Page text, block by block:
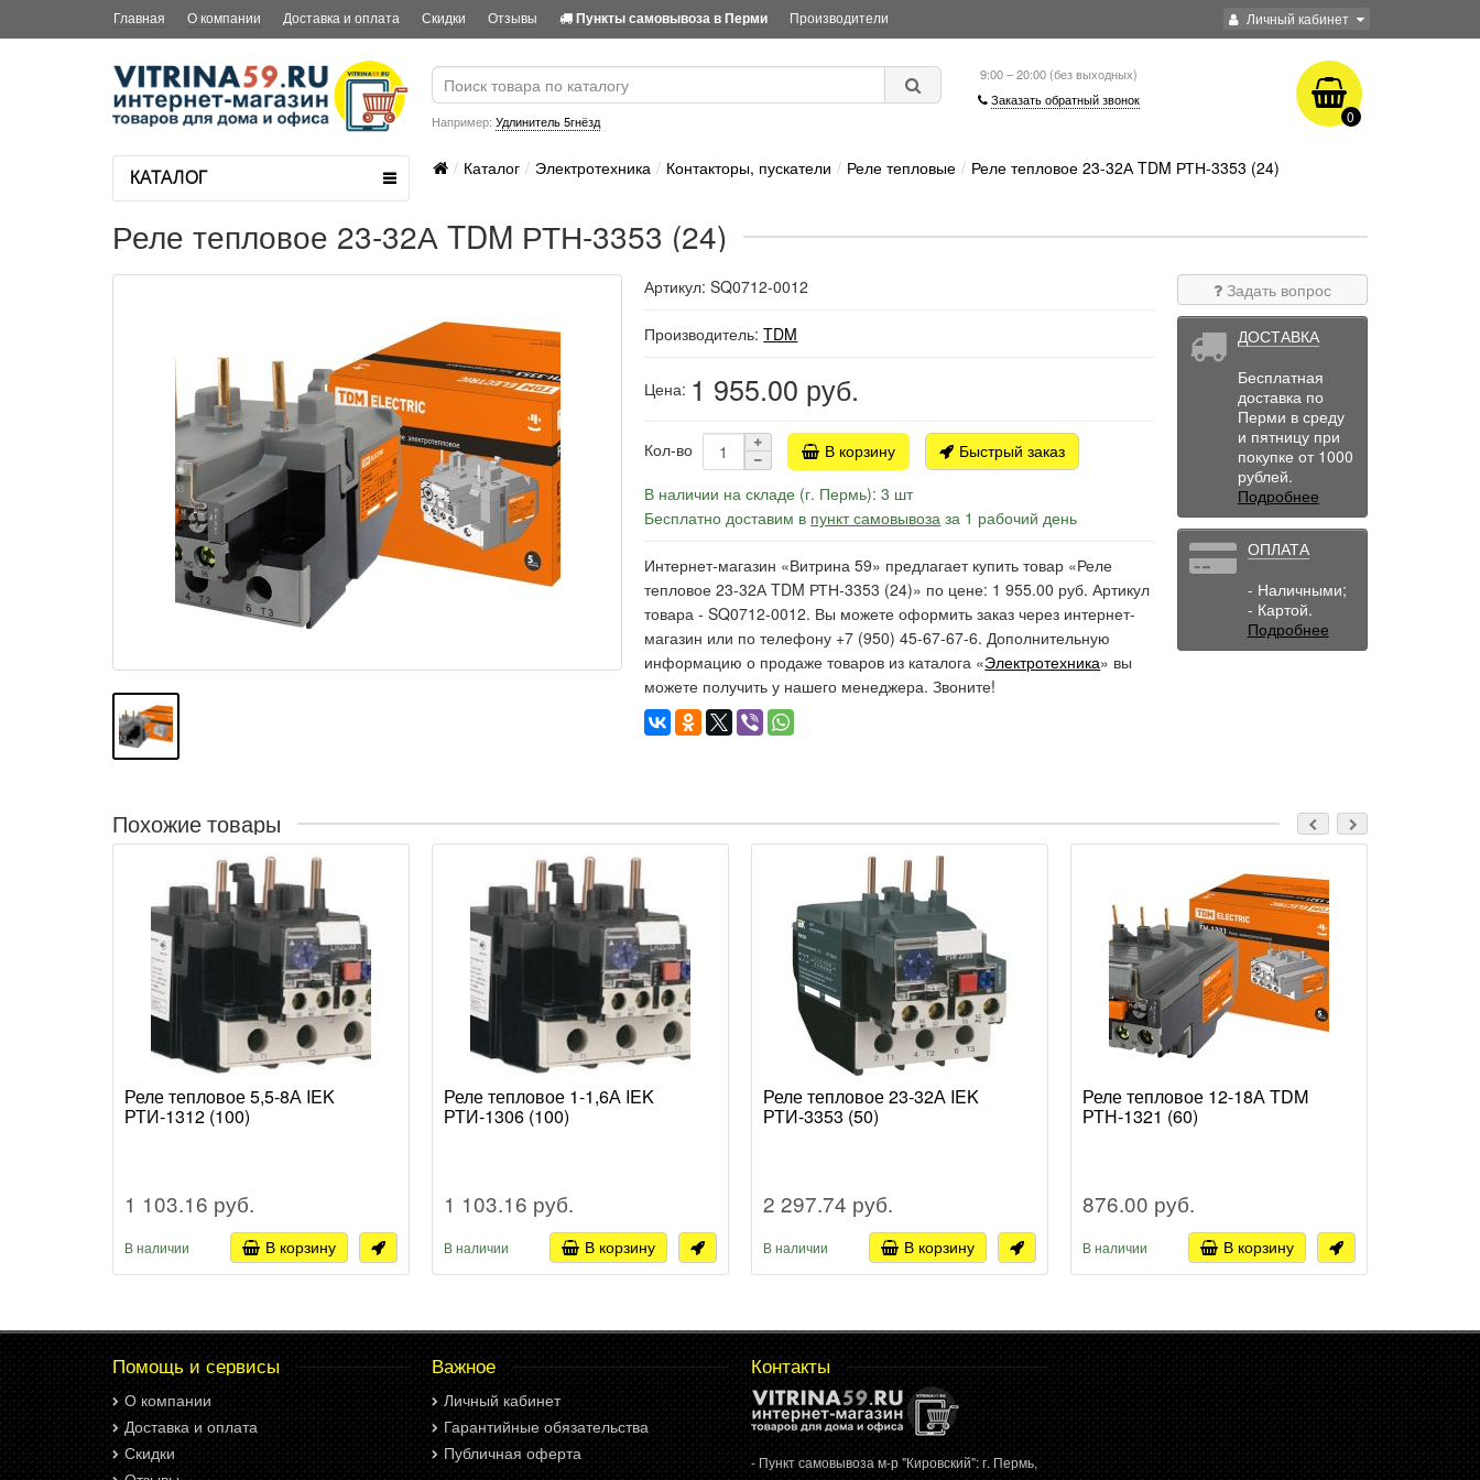
Личный кабинет
Главная О компании Доставка и оплата Скидки Отзывы Пункты самовывоза в Перми Производители
Например: Удлинитель 5гнёзд
9:00 – 20:00 (без выходных)
Заказать обратный звонок
0
КАТАЛОГ Каталог Электротехника Контакторы, пускатели Реле тепловые Реле тепловое 23-32А TDM РТН-3353 (24)
Реле тепловое 23-32А TDM РТН-3353 (24)
Артикул: SQ0712-0012
Производитель:TDM
Цена: 1 955.00 руб.
Кол-во В корзину
Быстрый заказ
В наличии на складе (г. Пермь): 3 шт
Бесплатно доставим в пункт самовывоза за 1 рабочий день
Интернет-магазин «Витрина 59» предлагает купить товар «Реле
тепловое 23-32А TDM РТН-3353 (24)» по цене: 1 955.00 руб. Артикул
товара - SQ0712-0012. Вы можете оформить заказ через интернет-
магазин или по телефону +7 (950) 45-67-67-6. Дополнительную
информацию о продаже товаров из каталога «Электротехника» вы
можете получить у нашего менеджера. Звоните!
Задать вопрос
ДОСТАВКА
Бесплатная
доставка по
Перми в среду
и пятницу при
покупке от 1000
рублей.
Подробнее
ОПЛАТА
- Наличными;
- Картой.
Подробнее
Похожие товары
Реле тепловое 5,5-8А IEK
РТИ-1312 (100)
1 103.16 руб.
В наличии В корзину
Реле тепловое 1-1,6А IEK
РТИ-1306 (100)
1 103.16 руб.
В наличии В корзину
Реле тепловое 23-32А IEK
РТИ-3353 (50)
2 297.74 руб.
В наличии В корзину
Реле тепловое 12-18А TDM
РТН-1321 (60)
876.00 руб.
В наличии В корзину
Помощь и сервисы
О компании
Доставка и оплата
Скидки
Важное
Личный кабинет
Гарантийные обязательства
Публичная оферта
Контакты
- Пункт самовывоза м-р "Кировский": г. Пермь,